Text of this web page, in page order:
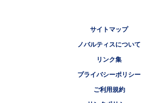
サイトマップ
ノバルティスについて
リンク集
プライバシーポリシー
ご利用規約